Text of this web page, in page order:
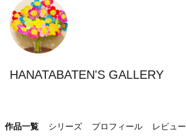
HANATABATEN'S GALLERY
作品一覧 シリーズ プロフィール レビュー